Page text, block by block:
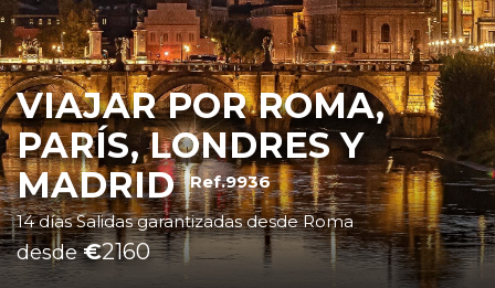
VIAJAR POR ROMA,
PARÍS, LONDRES Y
MADRID
Ref.9936
14 días Salidas garantizadas desde Roma
desde€2160